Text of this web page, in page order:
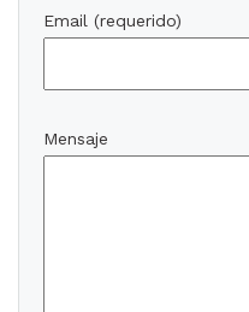
Email (requerido)
Mensaje